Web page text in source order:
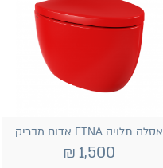
אסלה תלויה ETNA אדום מבריק
1,500
₪